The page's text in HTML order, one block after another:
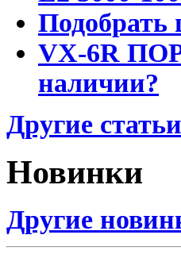
Подобрать
VX-6R
наличии?
Другие статьи
Новинки
Другие